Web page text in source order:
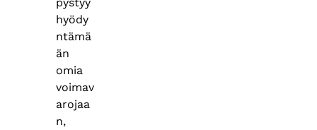
hyödy
ntämä
än
omia
voimav
arojaa
n,